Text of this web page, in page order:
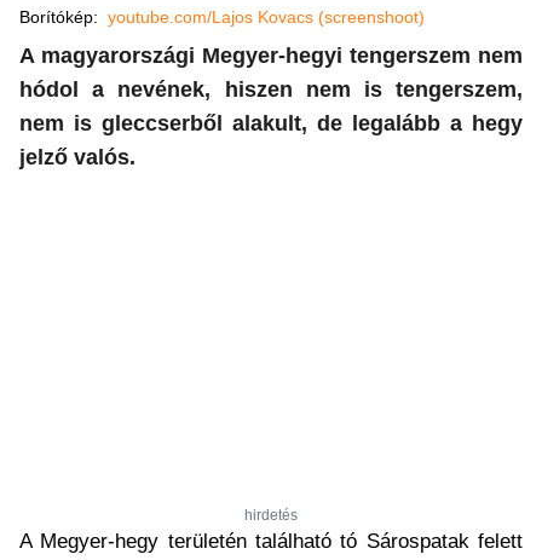
Borítókép: youtube.com/Lajos Kovacs (screenshoot)
A magyarországi Megyer-hegyi tengerszem nem
hódol a nevének, hiszen nem is tengerszem,
nem is gleccserből alakult, de legalább a hegy
jelző valós.
hirdetés
A Megyer-hegy területén található tó Sárospatak felett